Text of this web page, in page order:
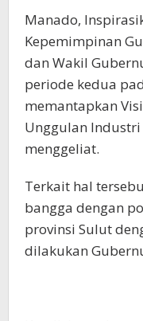
Manado,
Kepemimpinan
dan Wakil
periode kedua
memantapkan
Unggulan
menggeliat.
Terkait hal
bangga dengan
provinsi Sulut
dilakukan